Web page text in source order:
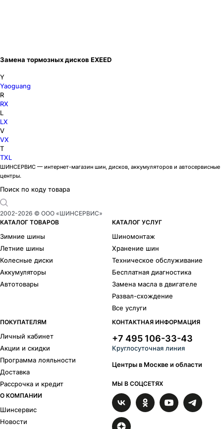
Замена тормозных дисков EXEED
Y
Yaoguang
R
RX
L
LX
V
VX
T
TXL
ШИНСЕРВИС — интернет-магазин шин, дисков, аккумуляторов и автосервисные
центры.
Поиск по коду товара
2002-2026 © ООО «ШИНСЕРВИС»
КАТАЛОГ ТОВАРОВ
Зимние шины
Летние шины
Колесные диски
Аккумуляторы
Автотовары
КАТАЛОГ УСЛУГ
Шиномонтаж
Хранение шин
Техническое обслуживание
Бесплатная диагностика
Замена масла в двигателе
Развал-схождение
Все услуги
ПОКУПАТЕЛЯМ
Личный кабинет
Акции и скидки
Программа лояльности
Доставка
Рассрочка и кредит
О КОМПАНИИ
Шинсервис
Новости
КОНТАКТНАЯ ИНФОРМАЦИЯ
+7 495 106-33-43
Круглосуточная линия
Центры в Москве и области
МЫ В СОЦСЕТЯХ